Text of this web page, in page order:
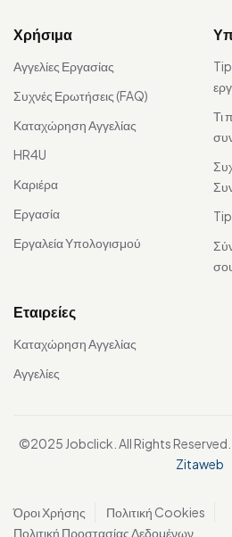
Χρήσιμα
Αγγελίες Εργασίας
Συχνές Ερωτήσεις (FAQ)
Καταχώρηση Αγγελίας
HR4U
Καριέρα
Εργασία
Εργαλεία Υπολογισμού
Τι
Εταιρείες
Καταχώρηση Αγγελίας
Αγγελίες
©2025 Jobclick. All Rights Reserved.
Zitaweb
Όροι Χρήσης
Πολιτική Cookies
Πολιτική Προστασίας Δεδομένων